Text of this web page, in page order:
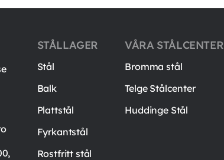
STÅLLAGER
Stål
Balk
Plattstål
Fyrkantstål
Rostfritt stål
VÅRA STÅLCENTER
Bromma stål
Telge Stålcenter
Huddinge Stål